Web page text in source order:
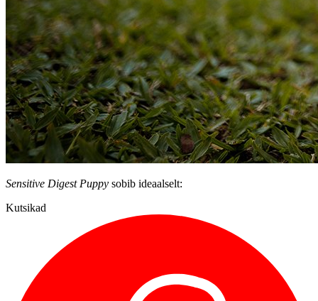
Sensitive Digest Puppy sobib ideaalselt:
Kutsikad